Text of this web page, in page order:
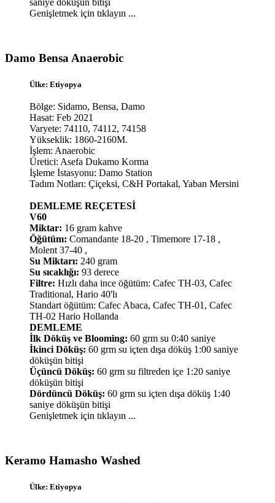
saniye döküşün bitişi
Genişletmek için tıklayın ...
Damo Bensa Anaerobic​
Ülke: Etiyopya
Bölge: Sidamo, Bensa, Damo
Hasat: Feb 2021
Varyete: 74110, 74112, 74158
Yükseklik: 1860-2160M.
İşlem: Anaerobic
Üretici: Asefa Dukamo Korma
İşleme İstasyonu: Damo Station
Tadım Notları: Çiçeksi, C&H Portakal, Yaban Mersini
DEMLEME REÇETESİ
V60
Miktar: 16 gram kahve
Öğütüm: Comandante 18-20 , Timemore 17-18 ,
Molent 37-40 ,
Su Miktarı: 240 gram
Su sıcaklığı: 93 derece
Filtre: Hızlı daha ince öğütüm: Cafec TH-03, Cafec
Traditional, Hario 40'lı
Standart öğütüm: Cafec Abaca, Cafec TH-01, Cafec
TH-02 Hario Hollanda
DEMLEME
İlk Döküş ve Blooming: 60 grm su 0:40 saniye
İkinci Döküş: 60 grm su içten dışa döküş 1:00 saniye
döküşün bitişi
Üçüncü Döküş: 60 grm su filtreden içe 1:20 saniye
döküşün bitişi
Dördüncü Döküş: 60 grm su içten dışa döküş 1:40
saniye döküşün bitişi
Genişletmek için tıklayın ...
Keramo Hamasho Washed​
Ülke: Etiyopya